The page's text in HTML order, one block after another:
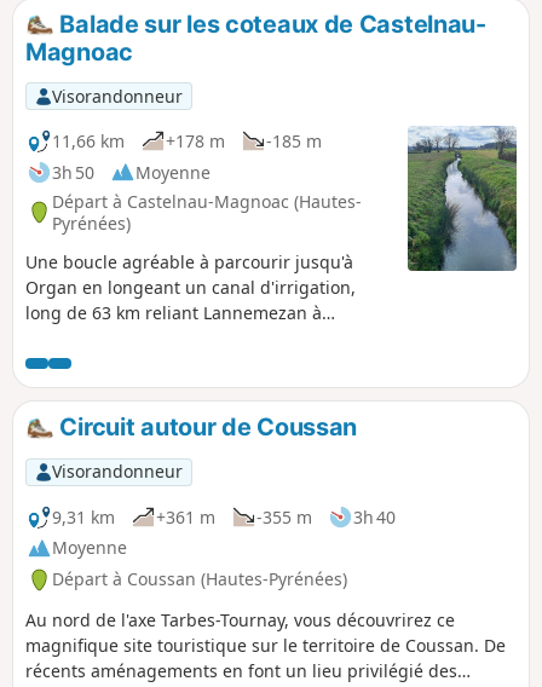
Balade sur les coteaux de Castelnau-
Magnoac
Visorandonneur
11,66 km
+178 m
-185 m
3h 50
Moyenne
Départ à Castelnau-Magnoac (Hautes-
Pyrénées)
Une boucle agréable à parcourir jusqu'à
Organ en longeant un canal d'irrigation,
long de 63 km reliant Lannemezan à
Castelnau-Magnoac se fait par les coteaux. À
l'arrivée, une pause s'impose au village.
Circuit autour de Coussan
Visorandonneur
9,31 km
+361 m -355 m
3h 40
Moyenne
Départ à Coussan (Hautes-Pyrénées)
Au nord de l'axe Tarbes-Tournay, vous découvrirez ce
magnifique site touristique sur le territoire de Coussan. De
récents aménagements en font un lieu privilégié des